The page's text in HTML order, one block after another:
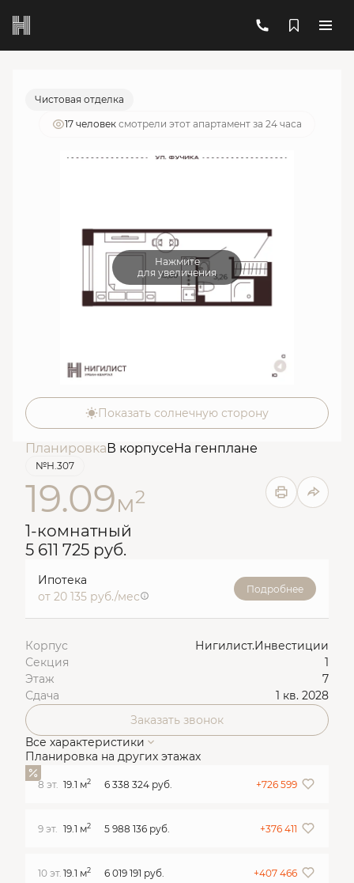
1-комнатный 5 611 725 руб.
Ипотека
Чистовая отделка
17 человек смотрели этот апартамент за 24 часа
Нажмите
для увеличения
Показать солнечную сторону
ПланировкаВ корпусеНа генплане
№Н.307
19.09м2
1-комнатный
5 611 725 руб.
Ипотека
от 20 135 руб./мес
Подробнее
Корпус
Нигилист.Инвестиции
Секция
1
Этаж
7
Сдача
1 кв. 2028
Заказать звонок
Все характеристики
Планировка на других этажах
8 эт. 19.1 м2 6 338 324 руб. +726 599
9 эт. 19.1 м2 5 988 136 руб. +376 411
10 эт. 19.1 м2 6 019 191 руб. +407 466